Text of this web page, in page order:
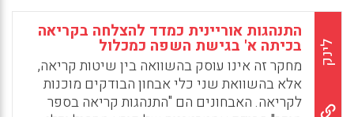
WhatsApp
Facebook
Email
X
לינק
התנהגות אוריינית כמדד להצלחה בקריאה
בכיתה א' בגישת השפה כמכלול
מחקר זה אינו עוסק בהשוואה בין שיטות קריאה,
אלא בהשוואת שני כלי אבחון הבודקים מוכנות
לקריאה. האבחונים הם "התנהגות קריאה בספר